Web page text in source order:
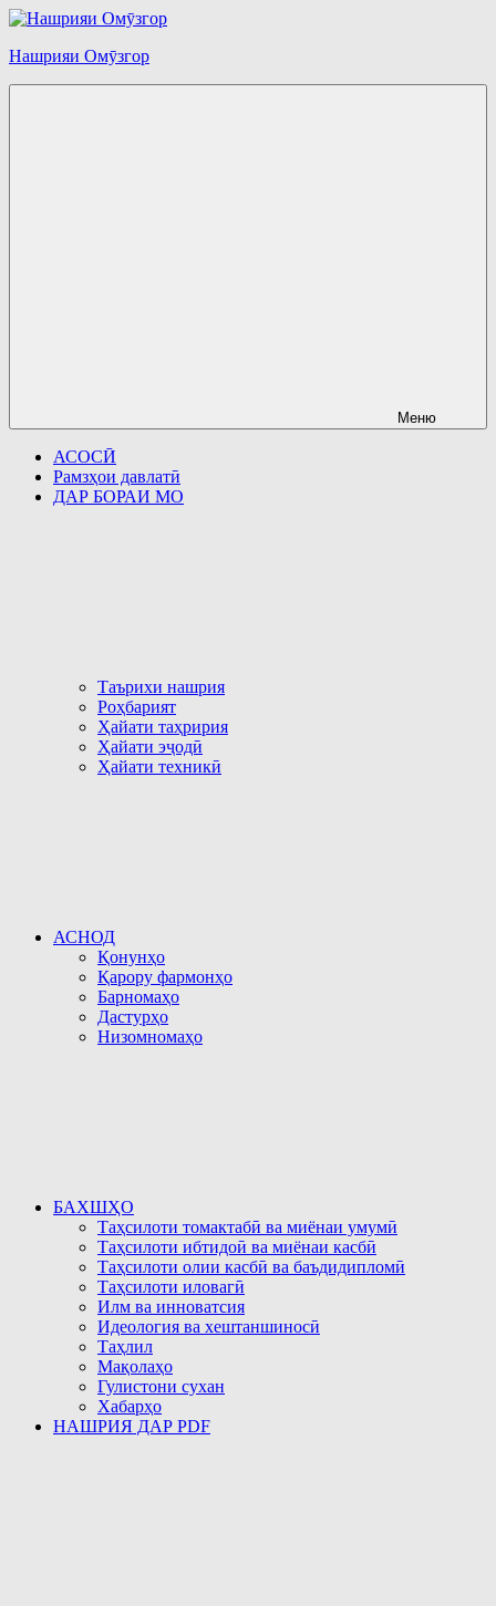
Перейти
содержимому
Нашрияи Омӯзгор
Меню
АСОСӢ
Рамзҳои давлатӣ
ДАР БОРАИ МО
Таърихи нашрия
Роҳбарият
Ҳайати таҳририя
Ҳайати эҷодӣ
Ҳайати техникӣ
АСНОД
Қонунҳо
Қарору фармонҳо
Барномаҳо
Дастурҳо
Низомномаҳо
БАХШҲО
Таҳсилоти томактабӣ ва миёнаи умумӣ
Таҳсилоти ибтидоӣ ва миёнаи касбӣ
Таҳсилоти олии касбӣ ва баъдидипломӣ
Таҳсилоти иловагӣ
Илм ва инноватсия
Идеология ва хештаншиносӣ
Таҳлил
Мақолаҳо
Гулистони сухан
Хабарҳо
НАШРИЯ ДАР PDF